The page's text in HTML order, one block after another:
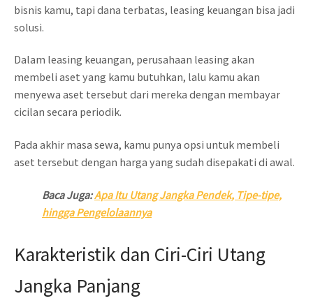
bisnis kamu, tapi dana terbatas, leasing keuangan bisa jadi
solusi.
Dalam leasing keuangan, perusahaan leasing akan
membeli aset yang kamu butuhkan, lalu kamu akan
menyewa aset tersebut dari mereka dengan membayar
cicilan secara periodik.
Pada akhir masa sewa, kamu punya opsi untuk membeli
aset tersebut dengan harga yang sudah disepakati di awal.
Baca Juga:Apa Itu Utang Jangka Pendek, Tipe-tipe,
hingga Pengelolaannya
Karakteristik dan Ciri-Ciri Utang
Jangka Panjang